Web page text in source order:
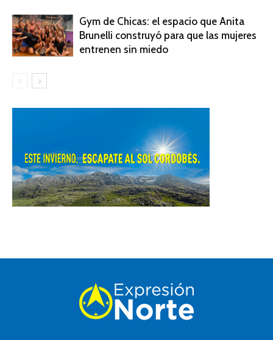
Gym de Chicas: el espacio que Anita
Brunelli construyó para que las mujeres
entrenen sin miedo